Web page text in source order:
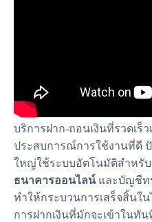
บริการฝาก-ถอนเงินที่รวดเร็
ประสบการณ์การใช้งานที่ดี
ใหญ่ใช้ระบบอัตโนมัติสำหรับ
ธนาคารออนไลน์และบัญชีท
ทำให้กระบวนการเสร็จสิ้นใ
การฝากเงินที่มักจะเข้าในทั